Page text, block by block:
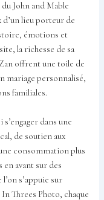
John and Mable
lieu porteur de
émotions et
la richesse de sa
offrent une toile de
mariage personnalisé,
familiales.
dans une
de soutien aux
consommation plus
en avant sur des
s’appuie sur
Threes Photo, chaque